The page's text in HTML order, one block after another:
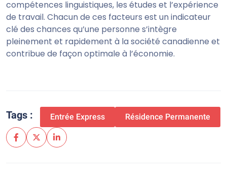
compétences linguistiques, les études et l’expérience
de travail. Chacun de ces facteurs est un indicateur
clé des chances qu’une personne s’intègre
pleinement et rapidement à la société canadienne et
contribue de façon optimale à l’économie.
Tags : Entrée Express Résidence Permanente